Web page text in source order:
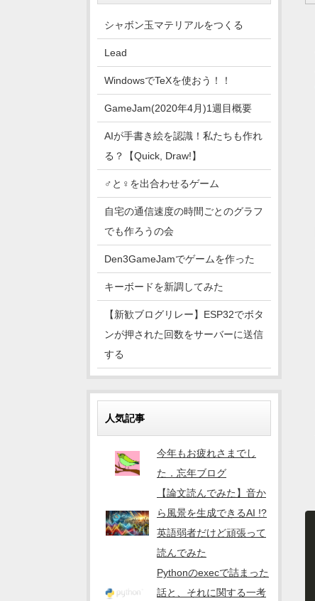
シャボン玉マテリアルをつくる
Lead
WindowsでTeXを使おう！！
GameJam(2020年4月)1週目概要
AIが手書き絵を認識！私たちも作れ
る？【Quick, Draw!】
♂と♀を出合わせるゲーム
自宅の通信速度の時間ごとのグラフ
でも作ろうの会
Den3GameJamでゲームを作った
キーボードを新調してみた
【新歓ブログリレー】ESP32でボタ
ンが押された回数をサーバーに送信
する
人気記事
今年もお疲れさまでし
た．忘年ブログ
【論文読んでみた】音か
ら風景を生成できるAI !?
英語弱者だけど頑張って
読んでみた
Pythonのexecで詰まった
話と、それに関する一考